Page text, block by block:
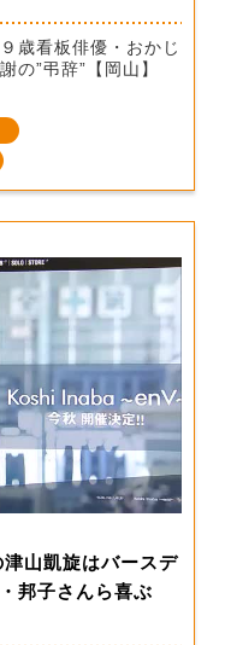
歳看板俳優・おかじ
の”弔辞”【岡山】
津山凱旋はバースデ
邦子さんら喜ぶ